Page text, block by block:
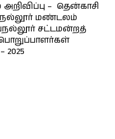
– தென்காசி
மண்டலம்
சட்டமன்றத்
2025